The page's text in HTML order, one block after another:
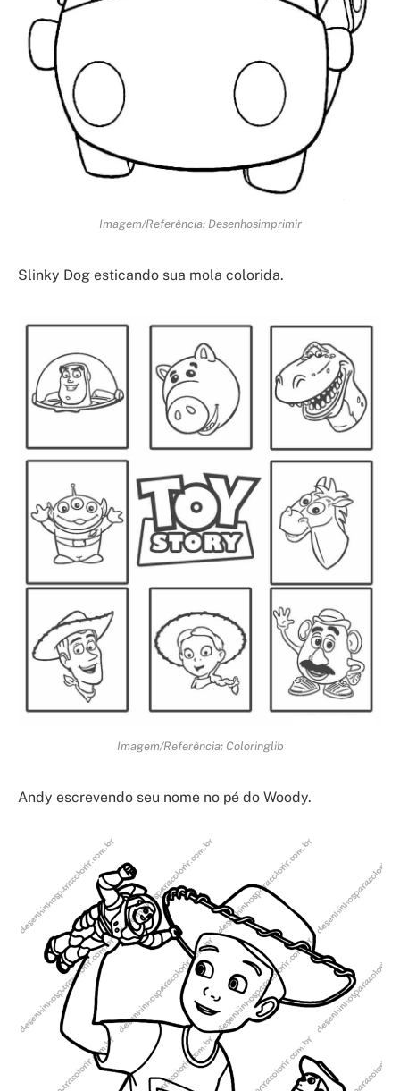
Imagem/Referência: Desenhosimprimir
Slinky Dog esticando sua mola colorida.
Imagem/Referência: Coloringlib
Andy escrevendo seu nome no pé do Woody.